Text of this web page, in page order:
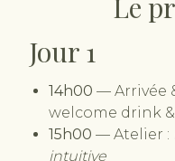
Jour 1
14h00 — Arrivée
welcome drink
15h00 — Atelier :
intuitive